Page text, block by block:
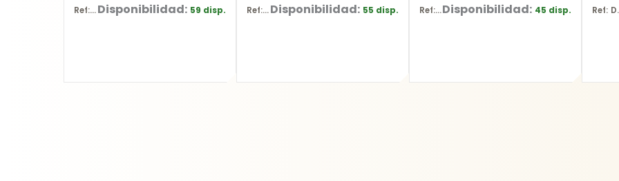
Ref: YT-70772Disponibilidad: 59 disp. Ref: YT-5836Disponibilidad: 55 disp. Ref: YT-2177Disponibilidad: 45 disp.